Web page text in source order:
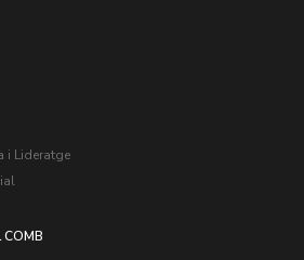
i Lideratge
COMB